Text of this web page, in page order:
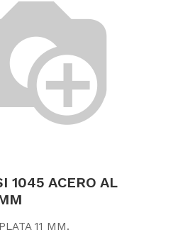
1045 ACERO AL
11 MM.